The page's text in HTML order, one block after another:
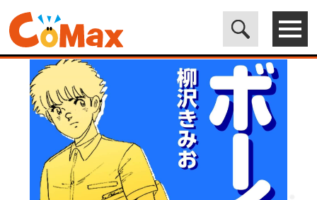
電子書籍マンガ CoMax(コマックス)公式サイト - 株式会社ICE>
LEGEND> ボーイズライフ1